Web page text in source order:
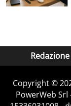
Redazione
Copyright ©
PowerWeb Srl